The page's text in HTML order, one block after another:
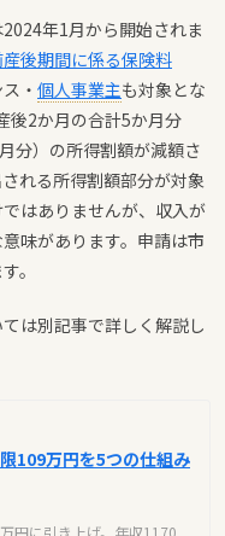
年1月から開始されま
後期間に係る保険料
・ 個人事業主も対象とな
後2か月の合計5か月分
分）の所得割額が減額さ
れる所得割額部分が対象
はありませんが、収入が
味があります。申請は市
。
ては別記事で詳しく解説し
109万円を5つの仕組み
円に引き上げ。年収1170